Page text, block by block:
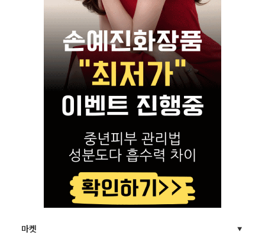
마켓